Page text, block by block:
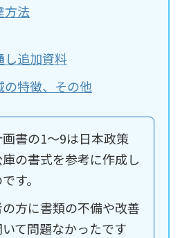
方法
し追加資料
特徴、その他
書の1～9は日本政策
の書式を参考に作成し
す。
方に書類の不備や改善
て問題なかったです